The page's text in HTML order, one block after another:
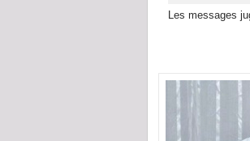
Les messages